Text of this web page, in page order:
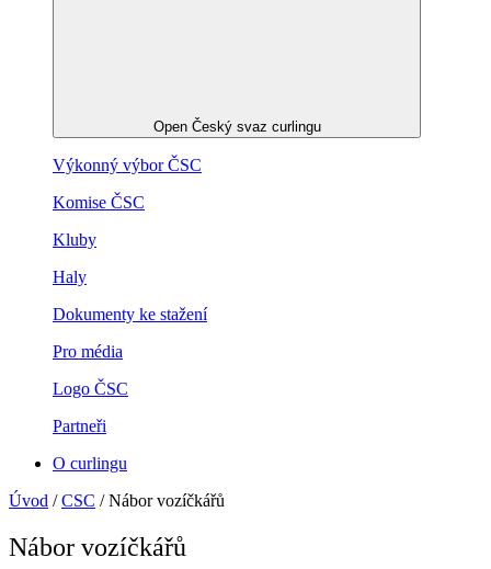
Open Český svaz curlingu
Výkonný výbor ČSC
Komise ČSC
Kluby
Haly
Dokumenty ke stažení
Pro média
Logo ČSC
Partneři
O curlingu
Úvod /CSC /Nábor vozíčkářů
Nábor vozíčkářů